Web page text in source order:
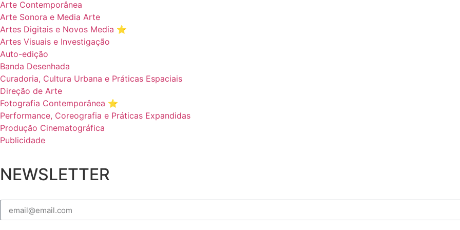
Arte Contemporânea
Arte Sonora e Media Arte
Artes Digitais e Novos Media ⭐️
Artes Visuais e Investigação
Auto-edição
Banda Desenhada
Curadoria, Cultura Urbana e Práticas Espaciais
Direção de Arte
Fotografia Contemporânea ⭐️
Performance, Coreografia e Práticas Expandidas
Produção Cinematográfica
Publicidade
NEWSLETTER